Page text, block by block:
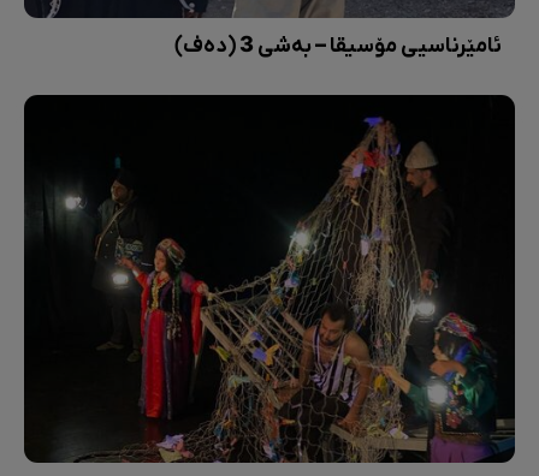
ئامێرناسیی مۆسیقا – بەشی 3 (دەف)